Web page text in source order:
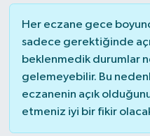
Her eczane gece
sadece gerektiğinde
beklenmedik durumlar
gelemeyebilir. Bu
eczanenin açık
etmeniz iyi bir fikir